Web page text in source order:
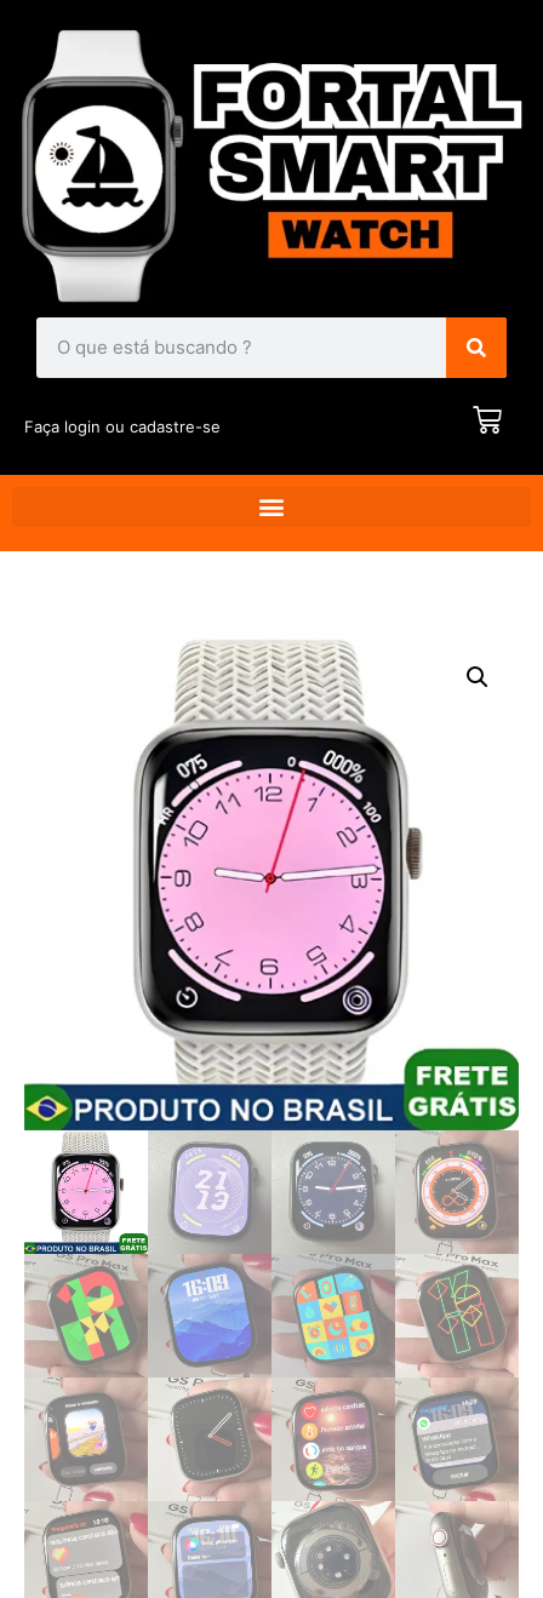
Faça login ou cadastre-se